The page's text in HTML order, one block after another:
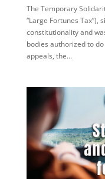
The Temporary
“Large Fortunes Tax”),
constitutionality and
bodies authorized to
appeals, the...